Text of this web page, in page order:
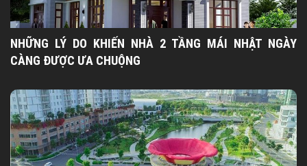
NHỮNG LÝ DO KHIẾN NHÀ 2 TẦNG MÁI NHẬT NGÀY
CÀNG ĐƯỢC ƯA CHUỘNG